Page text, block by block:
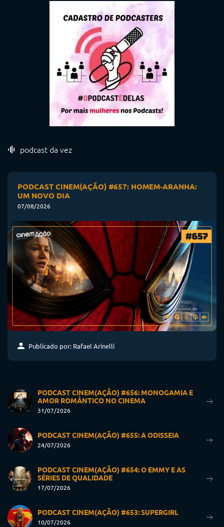
podcast da vez
PODCAST CINEM(AÇÃO) #657: HOMEM-ARANHA:
UM NOVO DIA
07/08/2026
Publicado por: Rafael Arinelli
PODCAST CINEM(AÇÃO) #656: MONOGAMIA E
AMOR ROMÂNTICO NO CINEMA
31/07/2026
PODCAST CINEM(AÇÃO) #655: A ODISSEIA
24/07/2026
PODCAST CINEM(AÇÃO) #654: O EMMY E AS
SÉRIES DE QUALIDADE
17/07/2026
PODCAST CINEM(AÇÃO) #653: SUPERGIRL
10/07/2026